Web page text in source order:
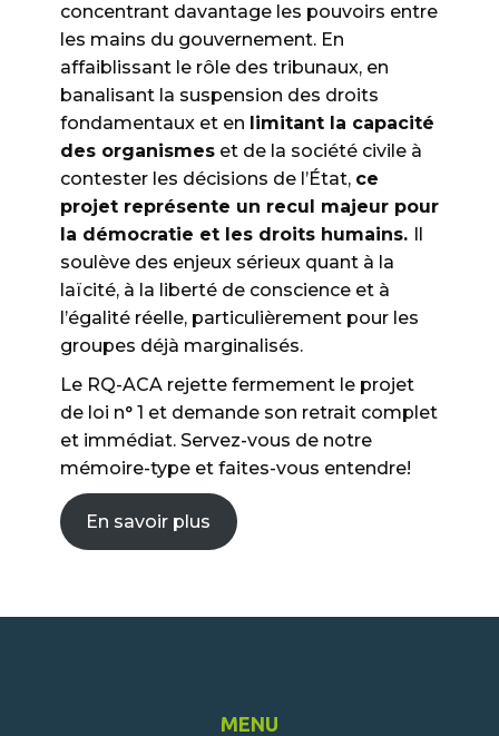
concentrant davantage les pouvoirs entre
les mains du gouvernement. En
affaiblissant le rôle des tribunaux, en
banalisant la suspension des droits
fondamentaux et en limitant la capacité
des organismes et de la société civile à
contester les décisions de l’État, ce
projet représente un recul majeur pour
la démocratie et les droits humains.
soulève des enjeux sérieux quant à la
laïcité, à la liberté de conscience et à
l’égalité réelle, particulièrement pour les
groupes déjà marginalisés.
Le RQ-ACA rejette fermement le projet
de loi n° 1 et demande son retrait complet
et immédiat. Servez-vous de notre
mémoire-type et faites-vous entendre!
En savoir plus
MENU